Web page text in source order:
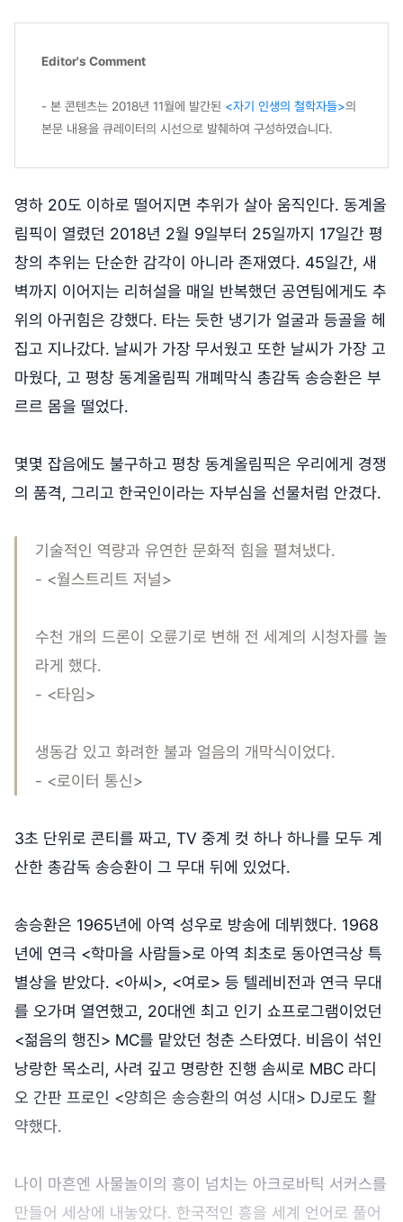
Editor's Comment
- 본 콘텐츠는 2018년 11월에 발간된 <자기 인생의 철학자들>의
본문 내용을 큐레이터의 시선으로 발췌하여 구성하였습니다.
영하 20도 이하로 떨어지면 추위가 살아 움직인다. 동계올
림픽이 열렸던 2018년 2월 9일부터 25일까지 17일간 평
창의 추위는 단순한 감각이 아니라 존재였다. 45일간, 새
벽까지 이어지는 리허설을 매일 반복했던 공연팀에게도 추
위의 아귀힘은 강했다. 타는 듯한 냉기가 얼굴과 등골을 헤
집고 지나갔다. 날씨가 가장 무서웠고 또한 날씨가 가장 고
마웠다, 고 평창 동계올림픽 개폐막식 총감독 송승환은 부
르르 몸을 떨었다.
몇몇 잡음에도 불구하고 평창 동계올림픽은 우리에게 경쟁
의 품격, 그리고 한국인이라는 자부심을 선물처럼 안겼다.
기술적인 역량과 유연한 문화적 힘을 펼쳐냈다.
- <월스트리트 저널>
수천 개의 드론이 오륜기로 변해 전 세계의 시청자를 놀
라게 했다.
- <타임>
생동감 있고 화려한 불과 얼음의 개막식이었다.
- <로이터 통신>
3초 단위로 콘티를 짜고, TV 중계 컷 하나 하나를 모두 계
산한 총감독 송승환이 그 무대 뒤에 있었다.
송승환은 1965년에 아역 성우로 방송에 데뷔했다. 1968
년에 연극 <학마을 사람들>로 아역 최초로 동아연극상 특
별상을 받았다. <아씨>, <여로> 등 텔레비전과 연극 무대
를 오가며 열연했고, 20대엔 최고 인기 쇼프로그램이었던
<젊음의 행진> MC를 맡았던 청춘 스타였다. 비음이 섞인
낭랑한 목소리, 사려 깊고 명랑한 진행 솜씨로 MBC 라디
오 간판 프로인 <양희은 송승환의 여성 시대> DJ로도 활
약했다.
나이 마흔엔 사물놀이의 흥이 넘치는 아크로바틱 서커스를
만들어 세상에 내놓았다. 한국적인 흥을 세계 언어로 풀어